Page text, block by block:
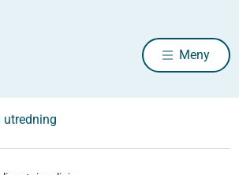
Meny
utredning